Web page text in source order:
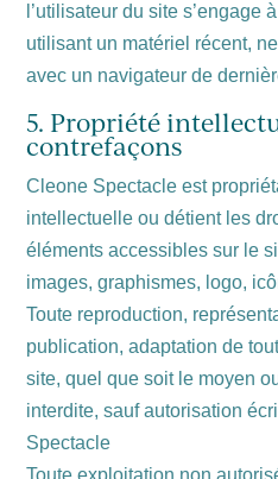
l’utilisateur du site s’engage
utilisant un matériel récent,
avec un navigateur de
5. Propriété
contrefaçons
Cleone Spectacle est
intellectuelle ou détient les
éléments accessibles sur le
images, graphismes, logo,
Toute reproduction,
publication, adaptation de
site, quel que soit le moyen
interdite, sauf autorisation
Spectacle
Toute exploitation non